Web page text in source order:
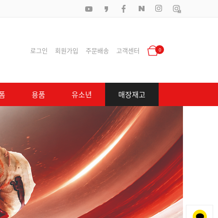
로그인 회원가입 주문배송 고객센터 0
용품 유소년 매장재고